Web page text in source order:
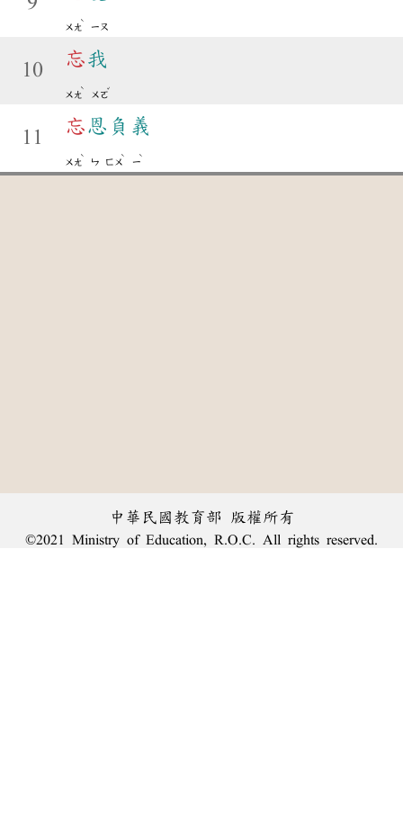
ㄨㄤ
ˋ
ㄧㄡ
10
忘我
ㄨㄤ
ˋ
ㄨㄛ
ˇ
11
忘恩負義
ㄨㄤ
ˋ
ㄣ ㄈㄨ
ˋ
ㄧ
ˋ
中華民國教育部 版權所有
©2021 Ministry of Education, R.O.C. All rights reserved.